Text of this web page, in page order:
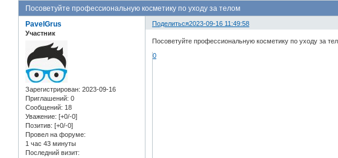
Посоветуйте профессиональную косметику по уходу за телом
Поделиться2023-09-16 11:49:58
PavelGrus
Участник
Зарегистрирован: 2023-09-16
Приглашений: 0
Сообщений: 18
Уважение: [+0/-0]
Позитив: [+0/-0]
Провел на форуме:
1 час 43 минуты
Последний визит:
Посоветуйте профессиональную косметику по уходу за
0